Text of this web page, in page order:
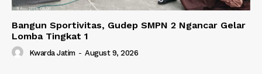
Bangun Sportivitas, Gudep SMPN 2 Ngancar Gelar
Lomba Tingkat 1
Kwarda Jatim - August 9, 2026